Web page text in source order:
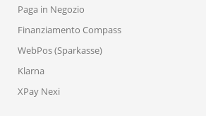
Paga in Negozio
Finanziamento Compass
WebPos (Sparkasse)
Klarna
XPay Nexi